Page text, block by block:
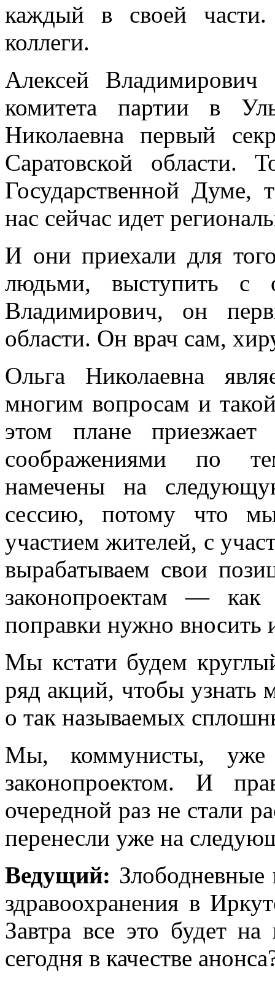
каждый в своей
коллеги.
Алексей Владимирович
комитета партии в
Николаевна первый
Саратовской
Государственной Думе,
нас сейчас идет
И они приехали для
людьми, выступить с
Владимирович, он
области. Он врач сам,
Ольга Николаевна
многим вопросам и
этом плане
соображениями по
намечены на
сессию, потому что
участием жителей, с
вырабатываем свои
законопроектам —
поправки нужно вносить
Мы кстати будем
ряд акций, чтобы узнать
о так называемых
Мы, коммунисты,
законопроектом. И
очередной раз не стали
перенесли уже на
Ведущий:
здравоохранения в
Завтра все это будет
сегодня в качестве